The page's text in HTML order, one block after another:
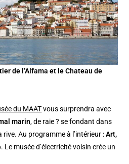
de l’Alfama et le Chateau de
du MAATvous surprendra avec
marin, de raie ? se fondant dans
rive. Au programme à l’intérieur :Art,
. Le musée d’électricité voisin crée un